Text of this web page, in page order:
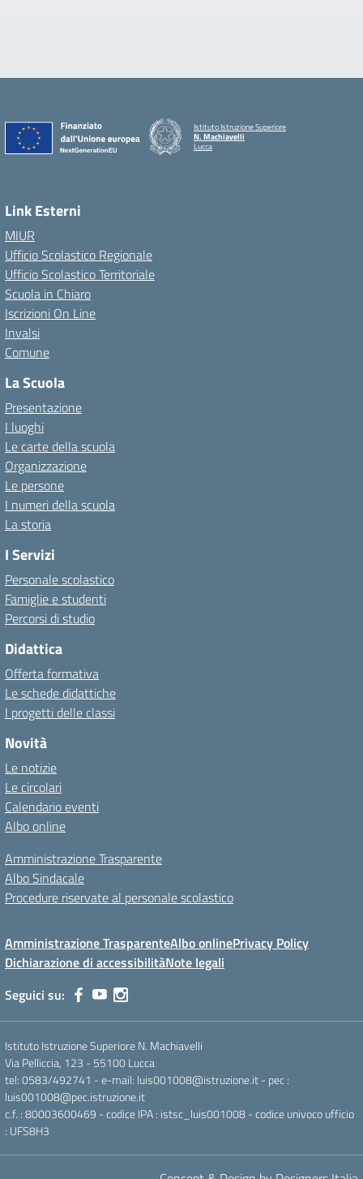
Istituto Istruzione Superiore
N. Machiavelli
Lucca
Link Esterni
MIUR
Ufficio Scolastico Regionale
Ufficio Scolastico Territoriale
Scuola in Chiaro
Iscrizioni On Line
Invalsi
Comune
La Scuola
Presentazione
I luoghi
Le carte della scuola
Organizzazione
Le persone
I numeri della scuola
La storia
I Servizi
Personale scolastico
Famiglie e studenti
Percorsi di studio
Didattica
Offerta formativa
Le schede didattiche
I progetti delle classi
Novità
Le notizie
Le circolari
Calendario eventi
Albo online
Amministrazione Trasparente
Albo Sindacale
Procedure riservate al personale scolastico
Amministrazione TrasparenteAlbo onlinePrivacy Policy
Dichiarazione di accessibilitàNote legali
Seguici su:
Istituto Istruzione Superiore N. Machiavelli
Via Pelliccia, 123 - 55100 Lucca
tel: 0583/492741 - e-mail: luis001008@istruzione.it - pec :
luis001008@pec.istruzione.it
c.f. : 80003600469 - codice IPA : istsc_luis001008 - codice univoco ufficio
: UFS8H3